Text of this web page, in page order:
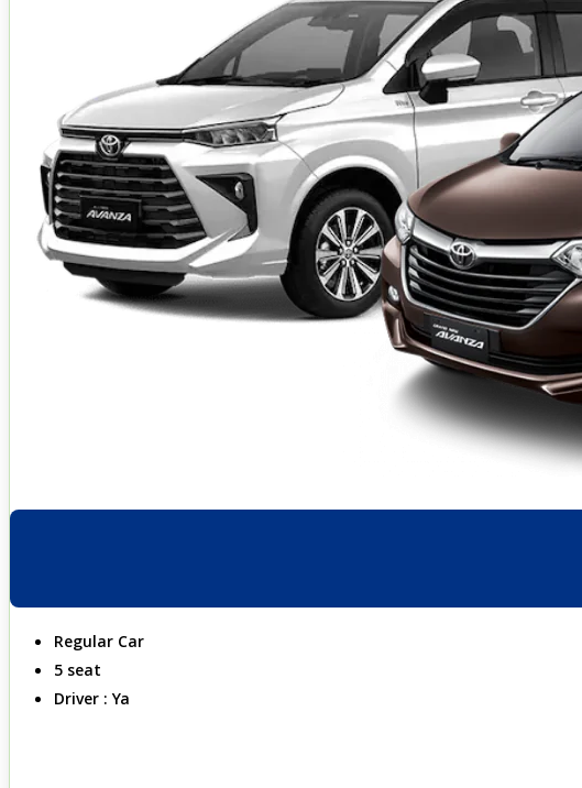
Regular Car
5 seat
Driver : Ya